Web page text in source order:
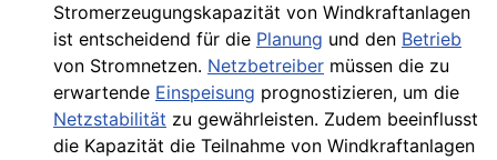
Stromerzeugungskapazität von Windkraftanlagen
ist entscheidend für die Planung und den Betrieb
von Stromnetzen. Netzbetreiber müssen die zu
erwartende Einspeisung prognostizieren, um die
Netzstabilität zu gewährleisten. Zudem beeinflusst
die Kapazität die Teilnahme von Windkraftanlagen